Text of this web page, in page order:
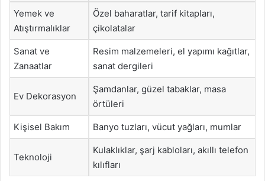
Yemek ve
Atıştırmalıklar
Özel baharatlar, tarif kitapları,
çikolatalar
Sanat ve
Zanaatlar
Resim malzemeleri, el yapımı kağıtlar,
sanat dergileri
Ev Dekorasyon
Şamdanlar, güzel tabaklar, masa
örtüleri
Kişisel Bakım Banyo tuzları, vücut yağları, mumlar
Teknoloji
Kulaklıklar, şarj kabloları, akıllı telefon
kılıfları